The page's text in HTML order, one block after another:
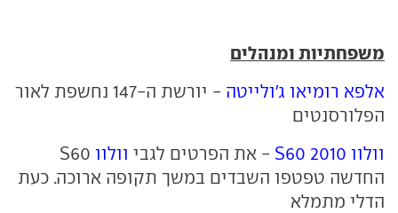
משפחתיות ומנהלים
אלפא רומיאו ג'ולייטה
- יורשת ה-147 נחשפת לאור
הפלורסנטים
וולוו S60 2010
- את הפרטים לגבי וולוו S60
החדשה טפטפו השבדים במשך תקופה ארוכה. כעת
הדלי מתמלא